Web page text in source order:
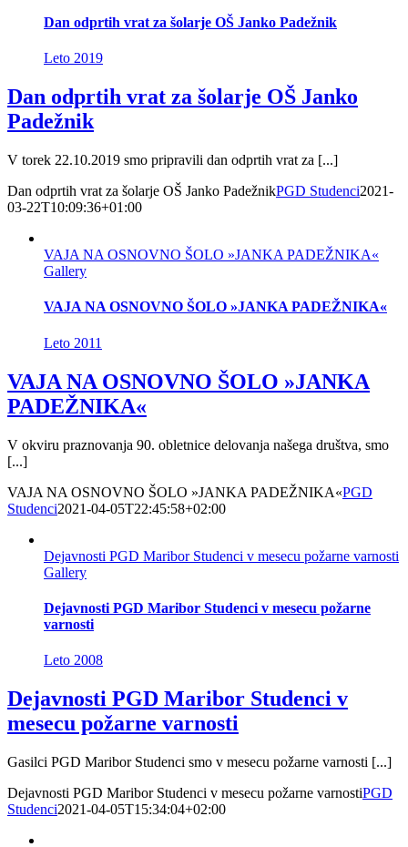
Dan odprtih vrat za šolarje OŠ Janko Padežnik
Leto 2019
Dan odprtih vrat za šolarje OŠ Janko
Padežnik
V torek 22.10.2019 smo pripravili dan odprtih vrat za [...]
Dan odprtih vrat za šolarje OŠ Janko PadežnikPGD Studenci2021-
03-22T10:09:36+01:00
VAJA NA OSNOVNO ŠOLO »JANKA PADEŽNIKA«
Gallery
VAJA NA OSNOVNO ŠOLO »JANKA PADEŽNIKA«
Leto 2011
VAJA NA OSNOVNO ŠOLO »JANKA
PADEŽNIKA«
V okviru praznovanja 90. obletnice delovanja našega društva, smo
[...]
VAJA NA OSNOVNO ŠOLO »JANKA PADEŽNIKA«PGD
Studenci2021-04-05T22:45:58+02:00
Dejavnosti PGD Maribor Studenci v mesecu požarne varnosti
Gallery
Dejavnosti PGD Maribor Studenci v mesecu požarne
varnosti
Leto 2008
Dejavnosti PGD Maribor Studenci v
mesecu požarne varnosti
Gasilci PGD Maribor Studenci smo v mesecu požarne varnosti [...]
Dejavnosti PGD Maribor Studenci v mesecu požarne varnostiPGD
Studenci2021-04-05T15:34:04+02:00